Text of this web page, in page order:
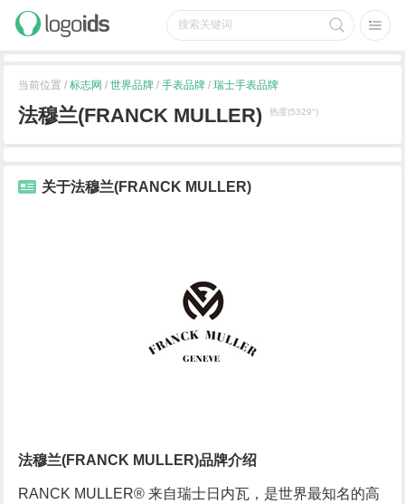
当前位置 / 标志网 / 世界品牌 / 手表品牌 / 瑞士手表品牌
法穆兰(FRANCK MULLER) 热度(5329°)
关于法穆兰(FRANCK MULLER)
法穆兰(FRANCK MULLER)品牌介绍
RANCK MULLER® 来自瑞士日内瓦，是世界最知名的高